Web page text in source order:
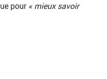
pour « mieux savoir